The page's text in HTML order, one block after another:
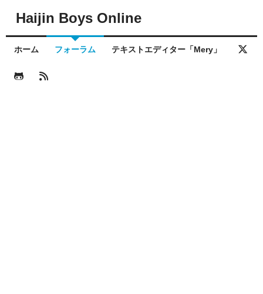
Haijin Boys Online
ホーム フォーラム テキストエディター「Mery」